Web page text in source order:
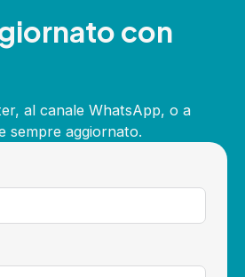
con
al canale WhatsApp, o a
sempre aggiornato.